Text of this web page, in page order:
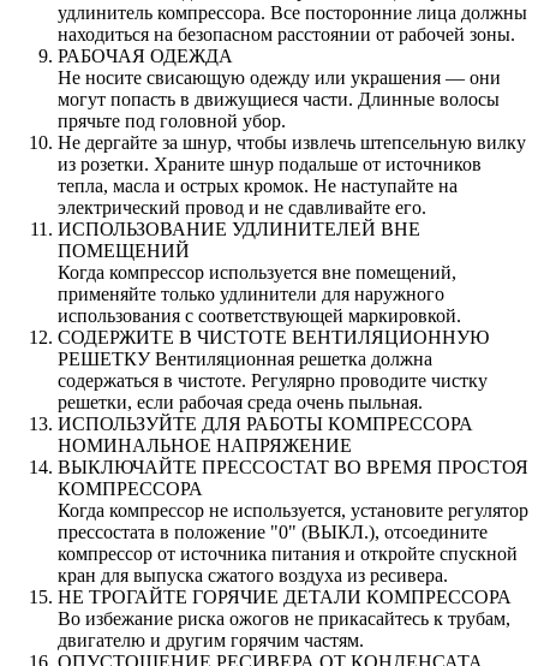
удлинитель компрессора. Все посторонние лица должны
находиться на безопасном расстоянии от рабочей зоны.
РАБОЧАЯ ОДЕЖДА
Не носите свисающую одежду или украшения — они
могут попасть в движущиеся части. Длинные волосы
прячьте под головной убор.
Не дергайте за шнур, чтобы извлечь штепсельную вилку
из розетки. Храните шнур подальше от источников
тепла, масла и острых кромок. Не наступайте на
электрический провод и не сдавливайте его.
ИСПОЛЬЗОВАНИЕ УДЛИНИТЕЛЕЙ ВНЕ
ПОМЕЩЕНИЙ
Когда компрессор используется вне помещений,
применяйте только удлинители для наружного
использования с соответствующей маркировкой.
СОДЕРЖИТЕ В ЧИСТОТЕ ВЕНТИЛЯЦИОННУЮ
РЕШЕТКУ Вентиляционная решетка должна
содержаться в чистоте. Регулярно проводите чистку
решетки, если рабочая среда очень пыльная.
ИСПОЛЬЗУЙТЕ ДЛЯ РАБОТЫ КОМПРЕССОРА
НОМИНАЛЬНОЕ НАПРЯЖЕНИЕ
ВЫКЛЮЧАЙТЕ ПРЕССОСТАТ ВО ВРЕМЯ ПРОСТОЯ
КОМПРЕССОРА
Когда компрессор не используется, установите регулятор
прессостата в положение "0" (ВЫКЛ.), отсоедините
компрессор от источника питания и откройте спускной
кран для выпуска сжатого воздуха из ресивера.
НЕ ТРОГАЙТЕ ГОРЯЧИЕ ДЕТАЛИ КОМПРЕССОРА
Во избежание риска ожогов не прикасайтесь к трубам,
двигателю и другим горячим частям.